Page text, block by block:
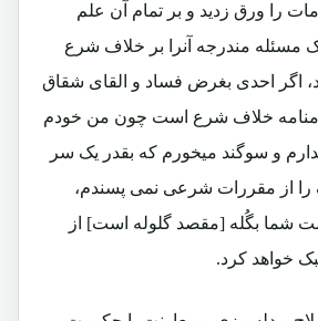
را ورق زدید و بر تمام آن علم
مسئله مندرجه آنرا بر خلاف شرع
اگر احدی بغرض فساد و القای شقاق
خلاف شرع است چون من خودم
و سوگند میخورم که بقدر یک سر
را از مقررات شرعی نمی پسندم،
شما بگُله [مقصد گلوله است] از
خواهد کرد.